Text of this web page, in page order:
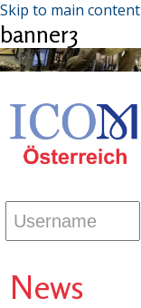
Skip to main content
banner3
News